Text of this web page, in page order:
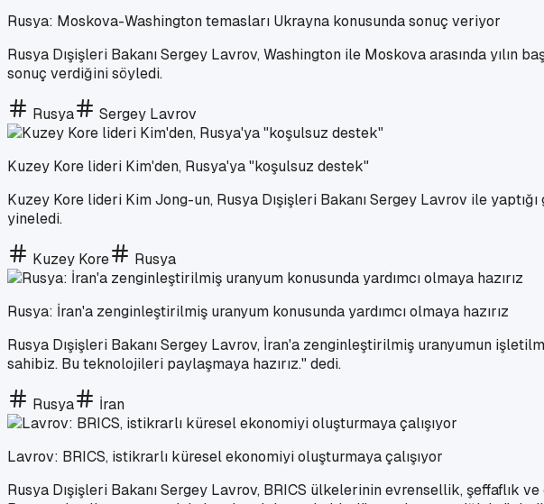
Rusya: Moskova-Washington temasları Ukrayna konusunda sonuç veriyor
Rusya Dışişleri Bakanı Sergey Lavrov, Washington ile Moskova arasında
sonuç verdiğini söyledi.
Rusya Sergey Lavrov
Kuzey Kore lideri Kim'den, Rusya'ya "koşulsuz destek"
Kuzey Kore lideri Kim Jong-un, Rusya Dışişleri Bakanı Sergey Lavrov ile
yineledi.
Kuzey Kore Rusya
Rusya: İran'a zenginleştirilmiş uranyum konusunda yardımcı olmaya hazırız
Rusya Dışişleri Bakanı Sergey Lavrov, İran'a zenginleştirilmiş uranyumun
sahibiz. Bu teknolojileri paylaşmaya hazırız." dedi.
Rusya İran
Lavrov: BRICS, istikrarlı küresel ekonomiyi oluşturmaya çalışıyor
Rusya Dışişleri Bakanı Sergey Lavrov, BRICS ülkelerinin evrensellik,